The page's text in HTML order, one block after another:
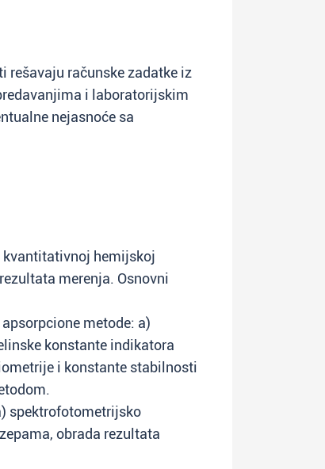
rešavaju računske zadatke iz
i laboratorijskim
nejasnoće sa
kvantitativnoj hemijskoj
merenja. Osnovni
metode: a)
konstante indikatora
i konstante stabilnosti
spektrofotometrijsko
obrada rezultata